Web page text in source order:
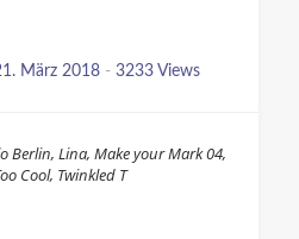
März 2018 - 3233 Views
Berlin,Lina,Make your Mark 04,
Cool, Twinkled T